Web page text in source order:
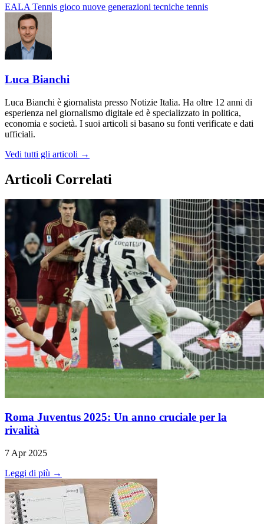
EALA Tennis gioco nuove generazioni tecniche tennis
Luca Bianchi
Luca Bianchi è giornalista presso Notizie Italia. Ha oltre 12 anni di
esperienza nel giornalismo digitale ed è specializzato in politica,
economia e società. I suoi articoli si basano su fonti verificate e dati
ufficiali.
Vedi tutti gli articoli →
Articoli Correlati
Roma Juventus 2025: Un anno cruciale per la
rivalità
7 Apr 2025
Leggi di più →